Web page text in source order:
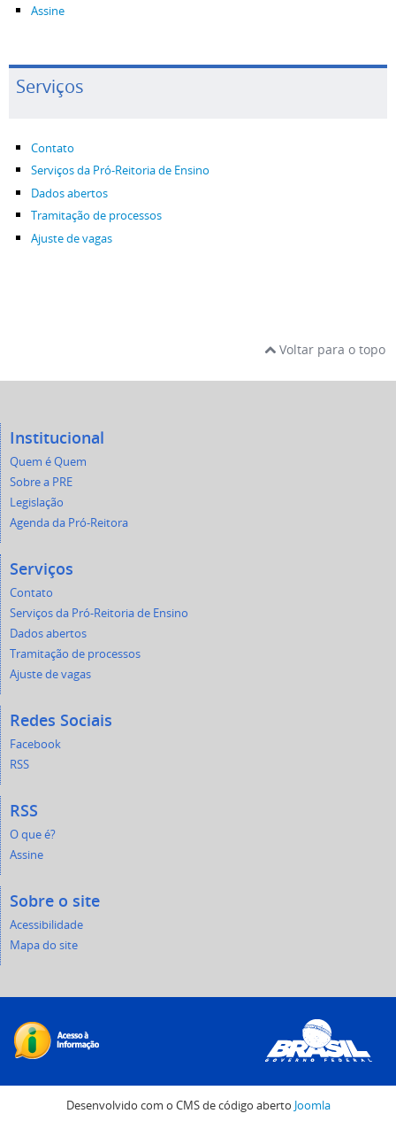
Assine
Serviços
Contato
Serviços da Pró-Reitoria de Ensino
Dados abertos
Tramitação de processos
Ajuste de vagas
Voltar para o topo
Institucional
Quem é Quem
Sobre a PRE
Legislação
Agenda da Pró-Reitora
Serviços
Contato
Serviços da Pró-Reitoria de Ensino
Dados abertos
Tramitação de processos
Ajuste de vagas
Redes Sociais
Facebook
RSS
RSS
O que é?
Assine
Sobre o site
Acessibilidade
Mapa do site
Desenvolvido com o CMS de código aberto Joomla